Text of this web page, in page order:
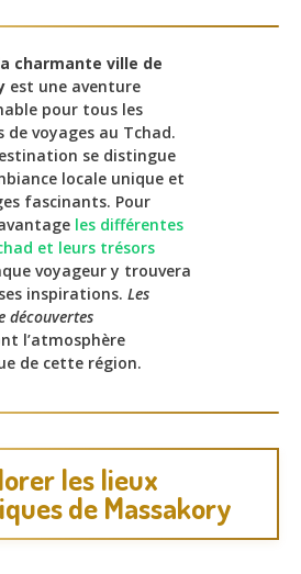
charmante ville de
est une aventure
pour tous les
de voyages au Tchad.
se distingue
locale unique et
fascinants. Pour
les différentes
et leurs trésors
voyageur y trouvera
inspirations. Les
découvertes
l’atmosphère
de cette région.
les lieux
de Massakory